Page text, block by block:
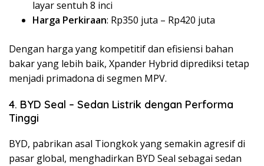
layar sentuh 8 inci
Harga Perkiraan: Rp350 juta – Rp420 juta
Dengan harga yang kompetitif dan efisiensi bahan
bakar yang lebih baik, Xpander Hybrid diprediksi tetap
menjadi primadona di segmen MPV.
4. BYD Seal – Sedan Listrik dengan Performa
Tinggi
BYD, pabrikan asal Tiongkok yang semakin agresif di
pasar global, menghadirkan BYD Seal sebagai sedan